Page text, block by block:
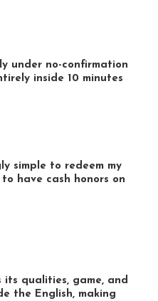
under no-confirmation
inside 10 minutes
simple to redeem my
have cash honors on
its qualities, game, and
the English, making